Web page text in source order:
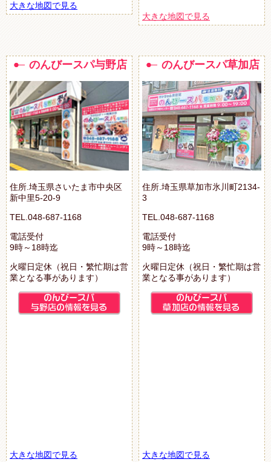
大きな地図で見る
大きな地図で見る
のんびースパ与野店
住所.埼玉県さいたま市中央区
新中里5-20-9
TEL.048-687-1168
電話受付
9時～18時迄
火曜日定休（祝日・繁忙期は営
業となる事があります）
大きな地図で見る
のんびースパ草加店
住所.埼玉県草加市氷川町2134-
3
TEL.048-687-1168
電話受付
9時～18時迄
火曜日定休（祝日・繁忙期は営
業となる事があります）
大きな地図で見る